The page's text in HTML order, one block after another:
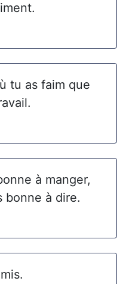
tu as faim que
à manger,
bonne à dire.